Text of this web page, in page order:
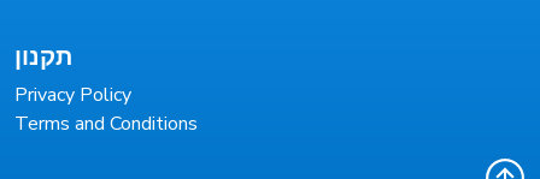
תקנון
Privacy Policy
Terms and Conditions